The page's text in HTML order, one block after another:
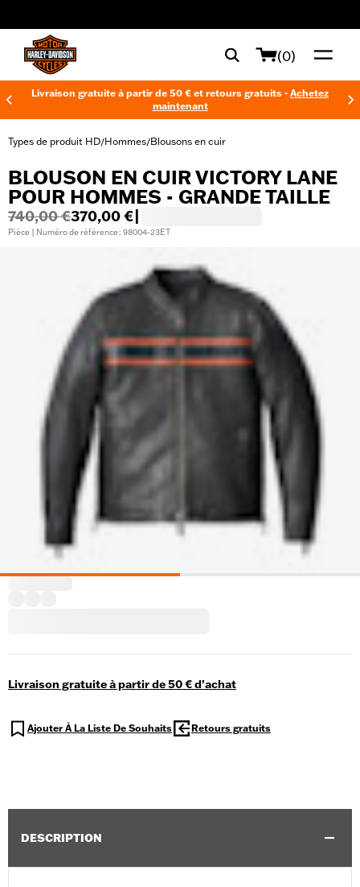
(0)
Livraison gratuite à partir de 50 € et retours gratuits - Achetez
maintenant
Types de produit HD/Hommes/Blousons en cuir
BLOUSON EN CUIR VICTORY LANE
POUR HOMMES - GRANDE TAILLE
740,00 €370,00 €
Pièce | Numéro de référence : 98004-23ET
Livraison gratuite à partir de 50 € d'achat
Ajouter À La Liste De Souhaits Retours gratuits
DESCRIPTION